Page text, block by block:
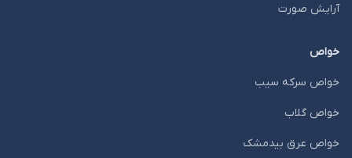
آرایش صورت
خواص
خواص سرکه سیب
خواص گلاب
خواص عرق بیدمشک